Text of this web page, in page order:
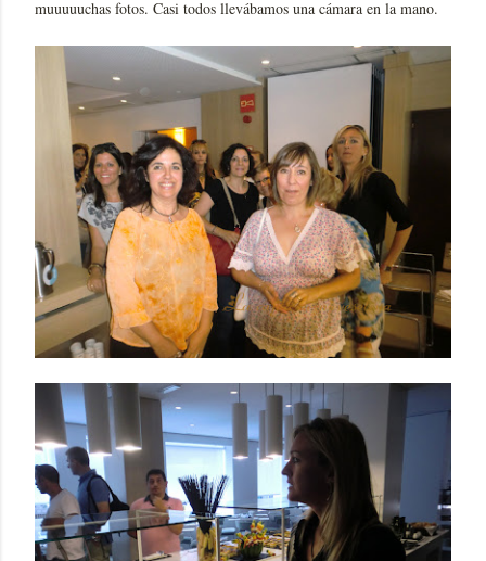
muuuuuchas fotos. Casi todos llevábamos una cámara en la mano.